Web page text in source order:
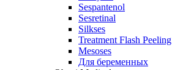
Sespantenol
Sesretinal
Silkses
Treatment Flash Peeling
Mesoses
Для беременных